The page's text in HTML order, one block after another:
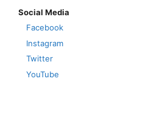
Social Media
Facebook
Instagram
Twitter
YouTube